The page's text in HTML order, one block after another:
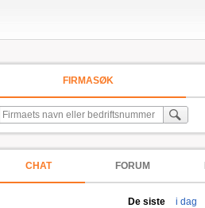
FIRMASØK
CHAT FORUM
De siste i dag